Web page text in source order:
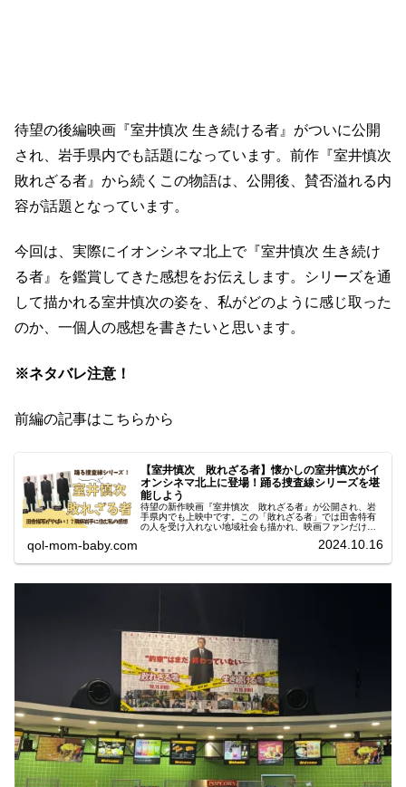
待望の後編映画『室井慎次 生き続ける者』がついに公開
され、岩手県内でも話題になっています。前作『室井慎次
敗れざる者』から続くこの物語は、公開後、賛否溢れる内
容が話題となっています。
今回は、実際にイオンシネマ北上で『室井慎次 生き続け
る者』を鑑賞してきた感想をお伝えします。シリーズを通
して描かれる室井慎次の姿を、私がどのように感じ取った
のか、一個人の感想を書きたいと思います。
※ネタバレ注意！
前編の記事はこちらから
【室井慎次 敗れざる者】懐かしの室井慎次がイ
オンシネマ北上に登場！踊る捜査線シリーズを堪
能しよう
待望の新作映画『室井慎次 敗れざる者』が公開され、岩
手県内でも上映中です。この「敗れざる者」では田舎特有
の人を受け入れない地域社会も描かれ、映画ファンだけで
こされそうな内容となっていて、 東北に住む私たちにとっ
が心に響く作品です。ぜひこの機会に、イオンシネマ北上
うか。
qol-mom-baby.com 2024.10.16